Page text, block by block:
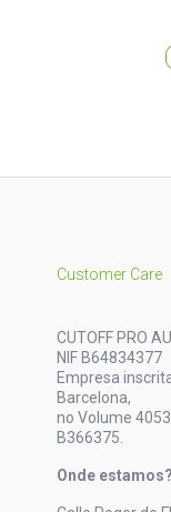
Customer Care
CUTOFF PRO
NIF B64834377
Empresa
Barcelona,
no Volume
B366375.
Onde estamos?